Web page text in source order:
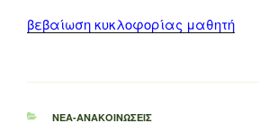
βεβαίωση κυκλοφορίας μαθητή
ΚΑΤΗΓΟΡΊΕΣ
ΝΈΑ-ΑΝΑΚΟΙΝΏΣΕΙΣ